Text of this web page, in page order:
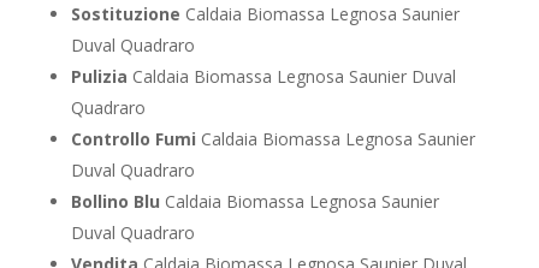
Sostituzione Caldaia Biomassa Legnosa Saunier
Duval Quadraro
Pulizia Caldaia Biomassa Legnosa Saunier Duval
Quadraro
Controllo Fumi Caldaia Biomassa Legnosa Saunier
Duval Quadraro
Bollino Blu Caldaia Biomassa Legnosa Saunier
Duval Quadraro
Vendita Caldaia Biomassa Legnosa Saunier Duval